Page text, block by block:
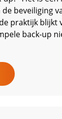
beveiliging
praktijk blijkt
back-up